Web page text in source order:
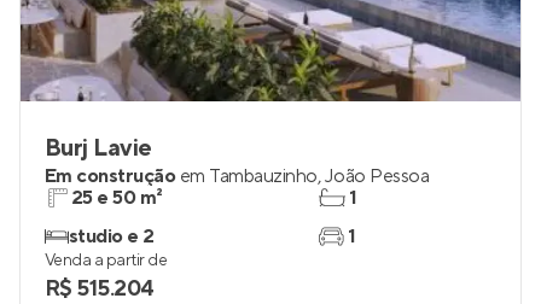
Burj Lavie
Em construção em Tambauzinho,João Pessoa
25 e 50 m²
studio e 2
1
1
Venda a partir de
R$ 515.204